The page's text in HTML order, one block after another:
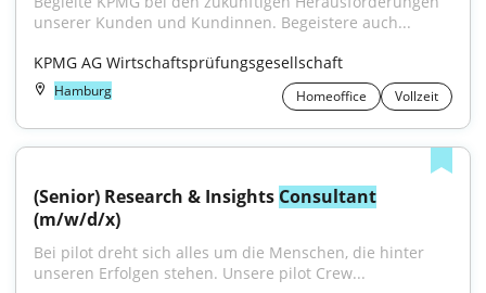
unserer Kunden und Kundinnen. Begeistere auch...
KPMG AG Wirtschaftsprüfungsgesellschaft
Hamburg Homeoffice Vollzeit
(Senior) Research & Insights Consultant
(m/w/d/x)
Bei pilot dreht sich alles um die Menschen, die hinter
unseren Erfolgen stehen. Unsere pilot Crew...